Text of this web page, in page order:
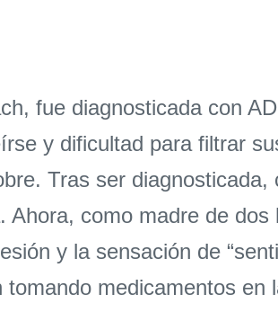
fue diagnosticada con
y dificultad para filtrar
Tras ser
como madre de
y la sensación de
medicamentos en